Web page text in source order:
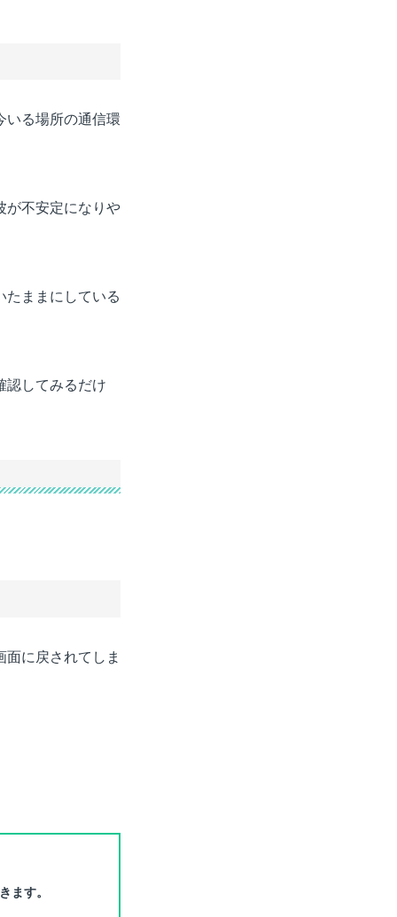
いる場所の通信環
が不安定になりや
たままにしている
認してみるだけ
に戻されてしま
ます。